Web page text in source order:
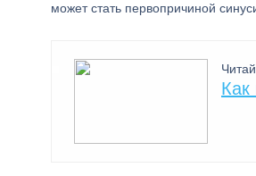
может стать первопричиной